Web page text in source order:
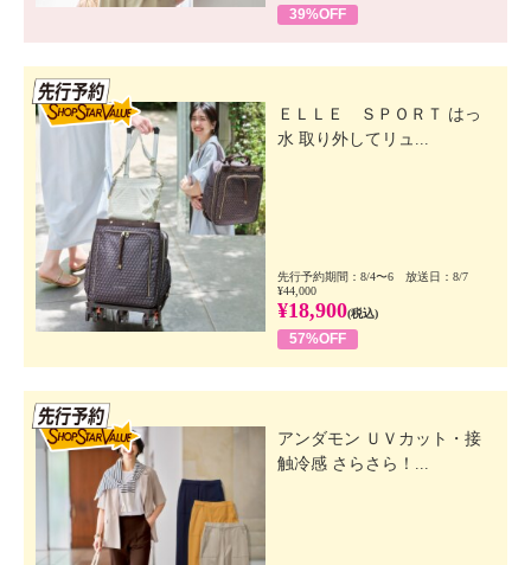
39%OFF
ＥＬＬＥ ＳＰＯＲＴ はっ
水 取り外してリュ...
先行予約期間：8/4〜6 放送日：8/7
¥44,000
¥18,900(税込)
57%OFF
アンダモン ＵＶカット・接
触冷感 さらさら！...